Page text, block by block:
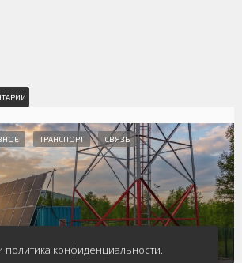
ТРАНСПОРТ СВЯЗЬ
конфиденциальности.